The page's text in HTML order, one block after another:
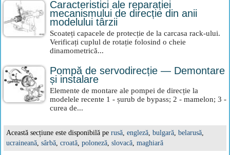
Caracteristici ale reparației
mecanismului de direcție din anii
modelului târzii
Scoateți capacele de protecție de la carcasa rack-ului.
Verificați cuplul de rotație folosind o cheie
dinamometrică...
Pompă de servodirecție — Demontare
și instalare
Elemente de montare ale pompei de direcție la
modelele recente 1 - șurub de bypass; 2 - mamelon; 3 -
curea de...
Această secțiune este disponibilă pe rusă, engleză, bulgară, belarusă,
ucraineană, sârbă, croată, poloneză, slovacă, maghiară